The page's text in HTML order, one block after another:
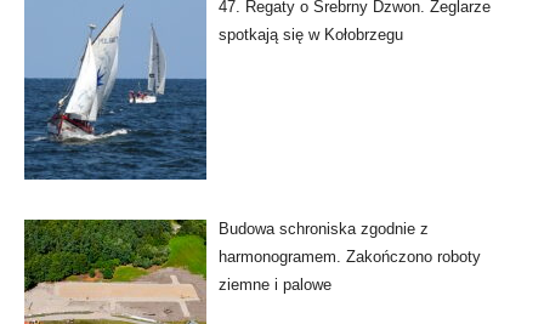
47. Regaty o Srebrny Dzwon. Żeglarze
spotkają się w Kołobrzegu
Budowa schroniska zgodnie z
harmonogramem. Zakończono roboty
ziemne i palowe